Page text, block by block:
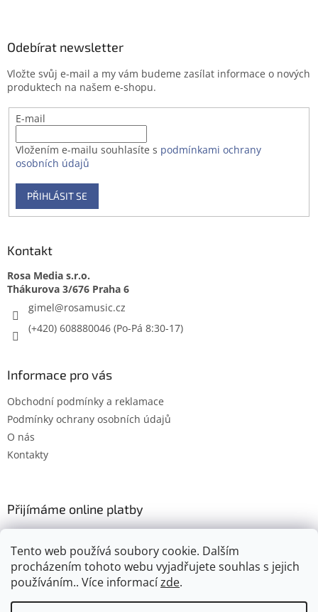
Tento web používá soubory cookie. Dalším
procházením tohoto webu vyjadřujete souhlas s jejich
používáním.. Více informacízde.
Odebírat newsletter
Vložte svůj e-mail a my vám budeme zasílat informace o nových
produktech na našem e-shopu.
E-mail
Vložením e-mailu souhlasíte s podmínkami ochrany
osobních údajů
PŘIHLÁSIT SE
Kontakt
Rosa Media s.r.o.
gimel@rosamusic.cz
(+420) 608880046
Informace pro vás
Obchodní podmínky a reklamace
Podmínky ochrany osobních údajů
O nás
Kontakty
Přijímáme online platby